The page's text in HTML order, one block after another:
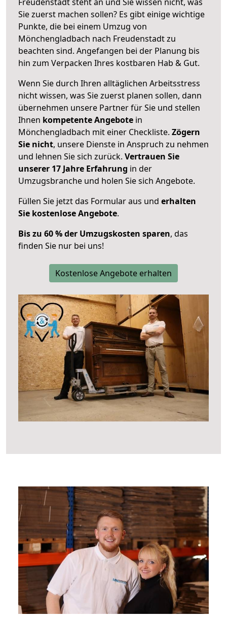
Sie zuerst machen sollen? Es gibt einige wichtige
Punkte, die bei einem Umzug von
Mönchengladbach nach Freudenstadt zu
beachten sind. Angefangen bei der Planung bis
hin zum Verpacken Ihres kostbaren Hab & Gut.
Wenn Sie durch Ihren alltäglichen Arbeitsstress
nicht wissen, was Sie zuerst planen sollen, dann
übernehmen unsere Partner für Sie und stellen
Ihnen kompetente Angebote in
Mönchengladbach mit einer Checkliste. Zögern
Sie nicht, unsere Dienste in Anspruch zu nehmen
und lehnen Sie sich zurück. Vertrauen Sie
unserer 17 Jahre Erfahrung in der
Umzugsbranche und holen Sie sich Angebote.
Füllen Sie jetzt das Formular aus und erhalten
Sie kostenlose Angebote.
Bis zu 60 % der Umzugskosten sparen, das
finden Sie nur bei uns!
Kostenlose Angebote erhalten